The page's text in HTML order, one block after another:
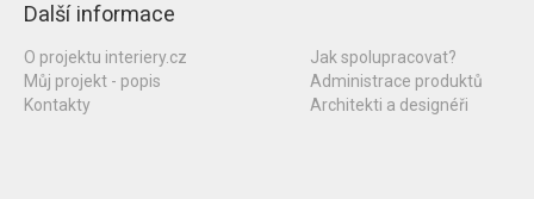
Další informace
O projektu interiery.cz
Můj projekt - popis
Kontakty
Jak spolupracovat?
Administrace produktů
Architekti a designéři